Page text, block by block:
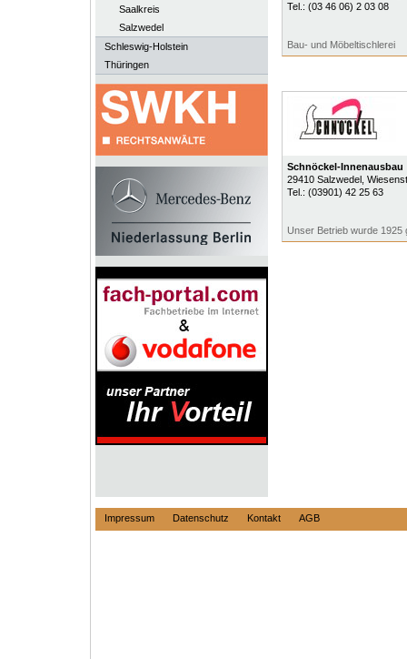
Saalkreis
Salzwedel
Schleswig-Holstein
Thüringen
Tel.: (03 46 06) 2 03 08
Bau- und Möbeltischlerei
Schnöckel-Innenausbau
29410 Salzwedel,
Tel.: (03901) 42 25 63
Unser Betrieb wurde 1925
Impressum Datenschutz Kontakt AGB